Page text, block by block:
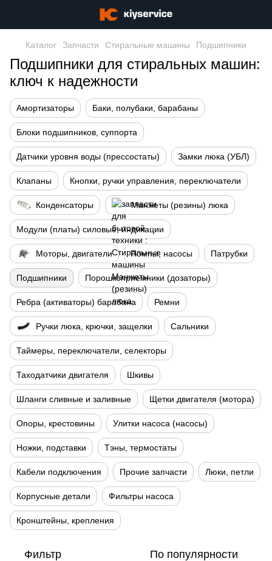
Каталог Запчасти Стиральные машины Подшипники
Подшипники для стиральных машин:
ключ к надежности
Амортизаторы Баки, полубаки, барабаны
Блоки подшипников, суппорта
Датчики уровня воды (прессостаты) Замки люка (УБЛ)
Клапаны Кнопки, ручки управления, переключатели
Конденсаторы Манжеты (резины) люка
Модули (платы) силовые, индикации
Моторы, двигатели Помпы, насосы Патрубки
Подшипники Порошкоприемники (дозаторы)
Ребра (активаторы) барабана Ремни
Ручки люка, крючки, защелки Сальники
Таймеры, переключатели, селекторы
Таходатчики двигателя Шкивы
Шланги сливные и заливные Щетки двигателя (мотора)
Опоры, крестовины Улитки насоса (насосы)
Ножки, подставки Тэны, термостаты
Кабели подключения Прочие запчасти Люки, петли
Корпусные детали Фильтры насоса
Кронштейны, крепления
Фильтр По популярности